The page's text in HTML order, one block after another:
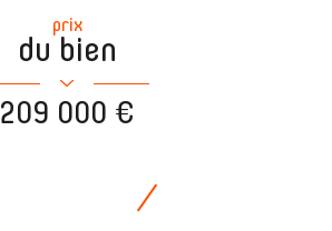
prix
du bien
209 000 €